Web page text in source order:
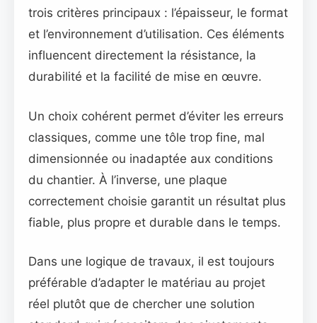
trois critères principaux : l’épaisseur, le format
et l’environnement d’utilisation. Ces éléments
influencent directement la résistance, la
durabilité et la facilité de mise en œuvre.
Un choix cohérent permet d’éviter les erreurs
classiques, comme une tôle trop fine, mal
dimensionnée ou inadaptée aux conditions
du chantier. À l’inverse, une plaque
correctement choisie garantit un résultat plus
fiable, plus propre et durable dans le temps.
Dans une logique de travaux, il est toujours
préférable d’adapter le matériau au projet
réel plutôt que de chercher une solution